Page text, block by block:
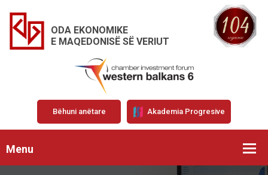
ODA EKONOMIKE
E MAQEDONISË SË VERIUT
Bëhuni anëtare Akademia Progresive
Menu